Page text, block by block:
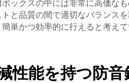
ックスの中には非常に高価な
と品質の間で適切なバランス
単かつ効率的に行えると考えて
性能を持つ防